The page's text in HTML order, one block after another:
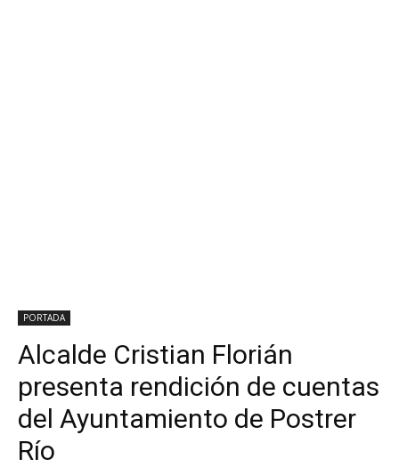
PORTADA
Alcalde Cristian Florián
presenta rendición de cuentas
del Ayuntamiento de Postrer
Río